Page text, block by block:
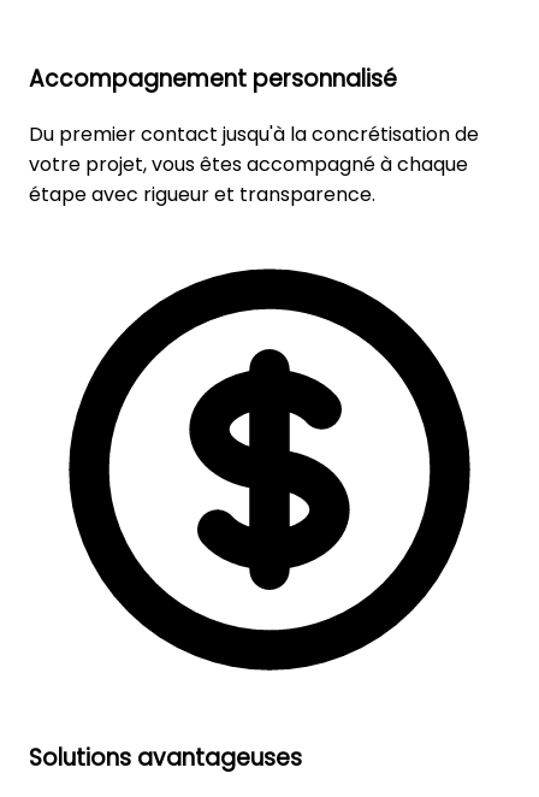
Accompagnement personnalisé
Du premier contact jusqu'à la concrétisation de
votre projet, vous êtes accompagné à chaque
étape avec rigueur et transparence.
Solutions avantageuses